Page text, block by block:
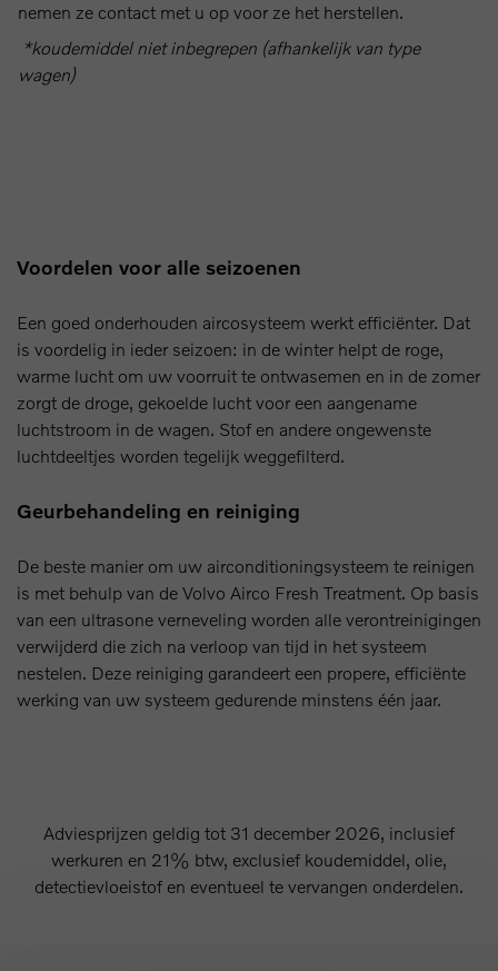
nemen ze contact met u op voor ze het herstellen.
*koudemiddel niet inbegrepen (afhankelijk van type
wagen)
Voordelen voor alle seizoenen
Een goed onderhouden aircosysteem werkt efficiënter. Dat
is voordelig in ieder seizoen: in de winter helpt de roge,
warme lucht om uw voorruit te ontwasemen en in de zomer
zorgt de droge, gekoelde lucht voor een aangename
luchtstroom in de wagen. Stof en andere ongewenste
luchtdeeltjes worden tegelijk weggefilterd.
Geurbehandeling en reiniging
De beste manier om uw airconditioningsysteem te reinigen
is met behulp van de Volvo Airco Fresh Treatment. Op basis
van een ultrasone verneveling worden alle verontreinigingen
verwijderd die zich na verloop van tijd in het systeem
nestelen. Deze reiniging garandeert een propere, efficiënte
werking van uw systeem gedurende minstens één jaar.
Adviesprijzen geldig tot 31 december 2026, inclusief
werkuren en 21% btw, exclusief koudemiddel, olie,
detectievloeistof en eventueel te vervangen onderdelen.